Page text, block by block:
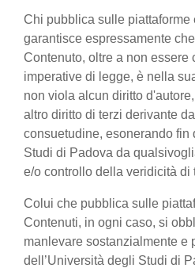
Chi pubblica sulle piattaforme
garantisce espressamente
Contenuto, oltre a non essere
imperative di legge, è nella
non viola alcun diritto
altro diritto di terzi derivante
consuetudine, esonerando fin
Studi di Padova da
e/o controllo della veridicità di
Colui che pubblica sulle
Contenuti, in ogni caso, si
manlevare sostanzialmente e
dell’Università degli Studi di